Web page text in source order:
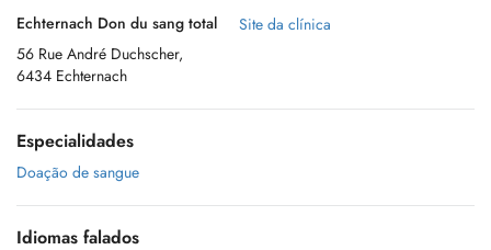
Echternach Don du sang total
56 Rue André Duchscher,
6434 Echternach
Site da clínica
Especialidades
Doação de sangue
Idiomas falados